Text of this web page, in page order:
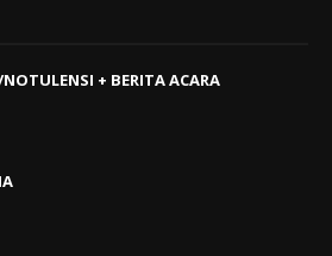
+ BERITA ACARA